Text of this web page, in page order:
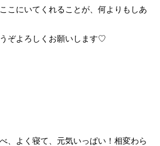
こにいてくれることが、何よりもしあ
ぞよろしくお願いします♡
、よく寝て、元気いっぱい！相変わら